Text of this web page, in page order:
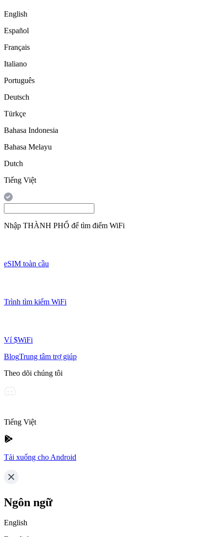
English
Español
Français
Italiano
Português
Deutsch
Türkçe
Bahasa Indonesia
Bahasa Melayu
Dutch
Tiếng Việt
Nhập THÀNH PHỐ để tìm điểm WiFi
eSIM toàn cầu
Trình tìm kiếm WiFi
Ví $WiFi
BlogTrung tâm trợ giúp
Theo dõi chúng tôi
Tiếng Việt
Tải xuống cho Android
Ngôn ngữ
English